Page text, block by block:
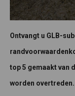
Ontvangt u GLB-
top 5 gemaakt van
worden overtreden.